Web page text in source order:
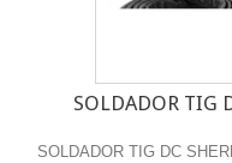
SOLDADOR TIG
SOLDADOR TIG DC